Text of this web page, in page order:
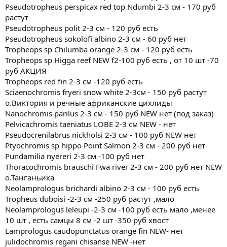
Pseudotropheus perspicax red top Ndumbi 2-3 см - 170 руб
растут
Pseudotropheus polit 2-3 см - 120 руб есть
Pseudotropheus sokolofi albino 2-3 см - 60 руб нет
Tropheops sp Chilumba orange 2-3 см - 120 руб есть
Tropheops sp Higga reef NEW f2-100 руб есть , от 10 шт -70
руб АКЦИЯ
Tropheops red fin 2-3 см -120 руб есть
Sciaenochromis fryeri snow white 2-3см - 150 руб растут
о.Виктория и речные африканские цихлиды
Nanochromis parilus 2-3 см - 150 руб NEW нет (под заказ)
Pelvicachromis taeniatus LOBE 2-3 см NEW - нет
Pseudocrenilabrus nickholsi 2-3 cм - 100 руб NEW нет
Ptyochromis sp hippo Point Salmon 2-3 см - 200 руб нет
Pundamilia nyereri 2-3 см -100 руб нет
Thoracochromis brauschi Fwa river 2-3 см - 200 руб нет NEW
о.Танганьика
Neolamprologus brichardi albino 2-3 см - 100 руб есть
Tropheus duboisi -2-3 см -250 руб растут ,мало
Neolamprologus leleupi -2-3 см -100 руб есть мало ,менее
10 шт , есть самцы 8 см -2 шт -350 руб хвост
Lamprologus caudopunctatus orange fin NEW- нет
julidochromis regani chisanse NEW -нет